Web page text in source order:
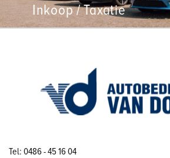
Inkoop / Taxatie
Tel: 0486 - 45 16 04